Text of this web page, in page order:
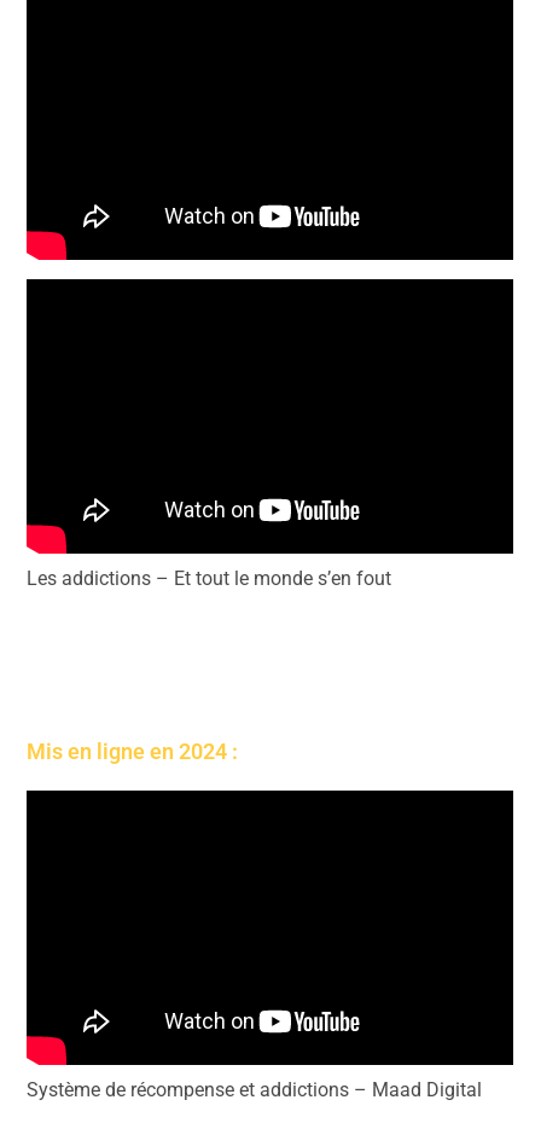
Les addictions – Et tout le monde s’en fout
Mis en ligne en 2024 :
Système de récompense et addictions – Maad Digital